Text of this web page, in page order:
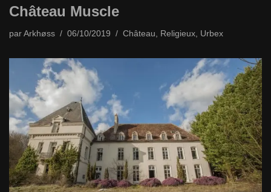
Château Muscle
par Arkhøss 06/10/2019 Château Religieux Urbex